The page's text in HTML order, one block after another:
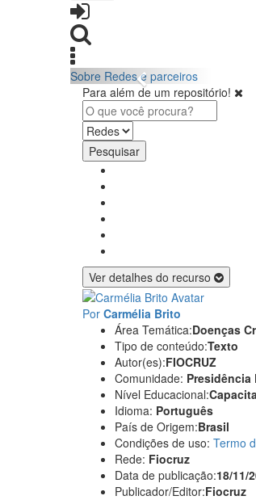
Sobre Redes e parceiros
Para além de um repositório!
Pesquisar
Ver detalhes do recurso
Por Carmélia Brito
Área Temática:Doenças
Tipo de conteúdo:Texto
Autor(es):FIOCRUZ
Comunidade: Presidência
Nível Educacional:
Idioma: Português
País de Origem:Brasil
Condições de uso: Termo
Rede: Fiocruz
Data de publicação:18/11/
Publicador/Editor:Fiocruz